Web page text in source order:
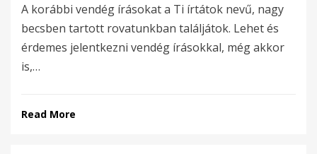
A korábbi vendég írásokat a Ti írtátok nevű, nagy
becsben tartott rovatunkban találjátok. Lehet és
érdemes jelentkezni vendég írásokkal, még akkor
is,…
Read More